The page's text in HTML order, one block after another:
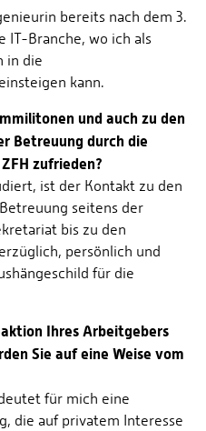
bereits nach dem 3.
IT-Branche, wo ich als
in die
kann.
und auch zu den
Betreuung durch die
zufrieden?
ist der Kontakt zu den
seitens der
bis zu den
persönlich und
für die
Ihres Arbeitgebers
Sie auf eine Weise vom
für mich eine
die auf privatem Interesse